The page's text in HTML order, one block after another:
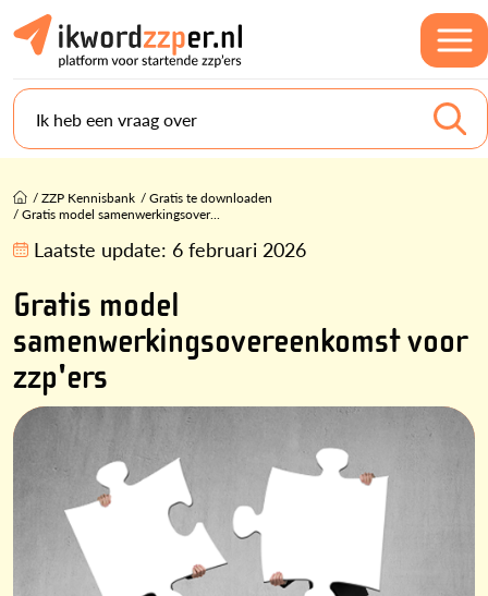
Ik heb een vraag over
/ZZP Kennisbank /Gratis te downloaden
/Gratis model samenwerkingsover...
Laatste update: 6 februari 2026
Gratis model
samenwerkingsovereenkomst voor
zzp'ers